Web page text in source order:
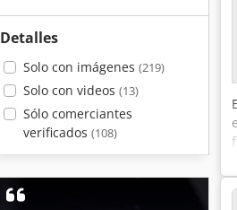
Detalles
Solo con imágenes (219)
Solo con videos (13)
Sólo comerciantes
verificados (108)